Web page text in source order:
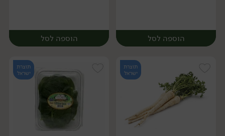
הוספה לסל הוספה לסל
תוצרת
ישראל
תוצרת
ישראל